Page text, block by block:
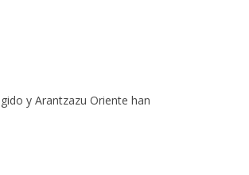
y Arantzazu Oriente han